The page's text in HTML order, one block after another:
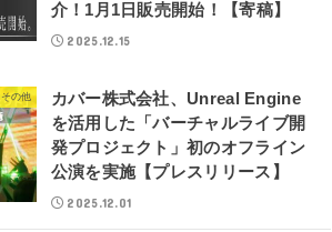
介！1月1日販売開始！【寄稿】
2025.12.15
その他
カバー株式会社、Unreal Engine
を活用した「バーチャルライブ開
発プロジェクト」初のオフライン
公演を実施【プレスリリース】
2025.12.01